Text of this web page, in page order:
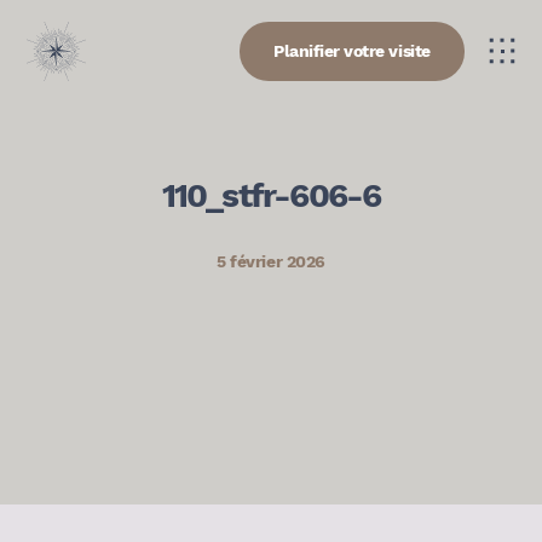
Planifier votre visite
110_stfr-606-6
5 février 2026